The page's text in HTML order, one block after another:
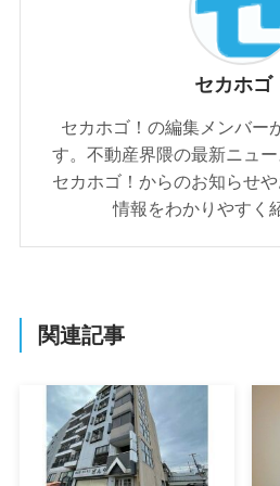
セカホゴ
セカホゴ！の編集メンバー
す。不動産界隈の最新ニュ
セカホゴ！からのお知らせ
情報をわかりやすく
関連記事